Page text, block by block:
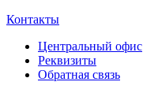
Контакты
Центральный офис
Реквизиты
Обратная связь